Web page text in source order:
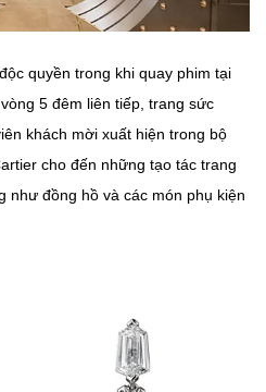
quyền trong khi quay phim tại
5 đêm liên tiếp, trang sức
khách mời xuất hiện trong bộ
cho đến những tạo tác trang
như đồng hồ và các món phụ kiện